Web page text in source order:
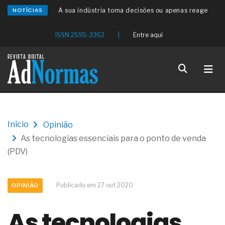
NOTÍCIAS
A sua indústria toma decisões ou apenas reage
Os serviços de reciclagem profunda a frio in situ
tentar criar uma reserva de mercado sobre as
NBR ISO
Os critérios médicos da síndrome metabólica
A prevenção clínica da coceira no ânus
crônica
As causas médicas da queda dos cabelos ou
morte precoce e melhora o metabolismo
O desenvolvimento de indicadores nas atividades
ISSN 2595-3362 Entre aqui
Início
Opinião
As tecnologias essenciais para o ponto de venda
(PDV)
OPINIÃO Publicado em 27 out 2020